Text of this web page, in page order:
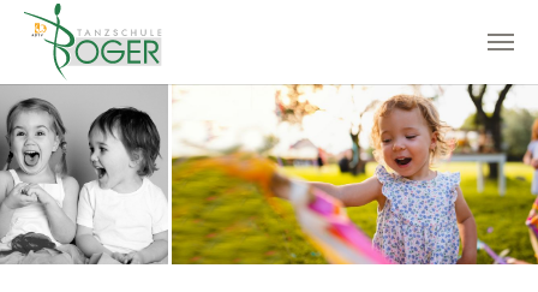
Zum Hauptinhalt springen